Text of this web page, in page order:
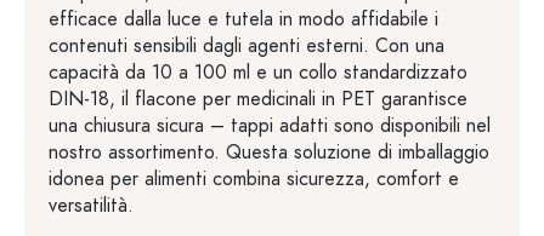
efficace dalla luce e tutela in modo affidabile i
contenuti sensibili dagli agenti esterni. Con una
capacità da 10 a 100 ml e un collo standardizzato
DIN-18, il flacone per medicinali in PET garantisce
una chiusura sicura – tappi adatti sono disponibili nel
nostro assortimento. Questa soluzione di imballaggio
idonea per alimenti combina sicurezza, comfort e
versatilità.